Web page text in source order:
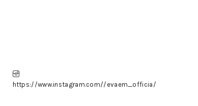
https://www.instagram.com//evaem_officia/